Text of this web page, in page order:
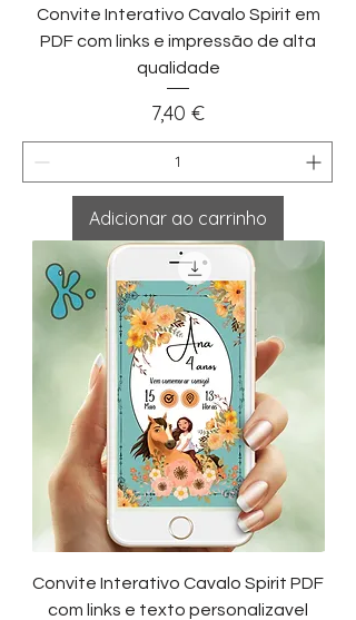
Convite Interativo Cavalo Spirit em
PDF com links e impressão de alta
qualidade
Preço
7,40 €
Adicionar ao carrinho
Convite Interativo Cavalo Spirit PDF
com links e texto personalizavel